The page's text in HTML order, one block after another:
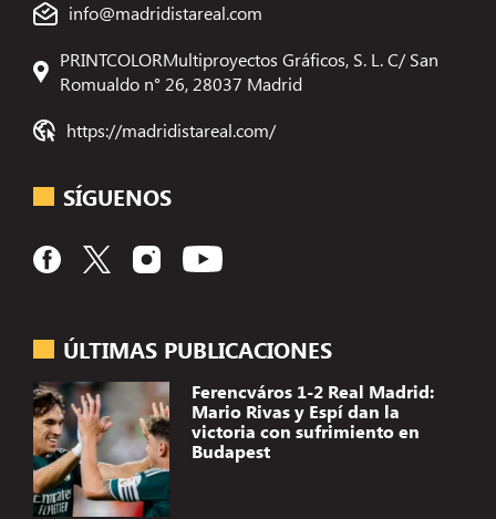
ÚLTIMAS PUBLICACIONES
Ferencváros 1-2 Real Madrid:
Mario Rivas y Espí dan la
victoria con sufrimiento en
Budapest
info@madridistareal.com
PRINTCOLORMultiproyectos Gráficos, S. L. C/ San
Romualdo n° 26, 28037 Madrid
https://madridistareal.com/
SÍGUENOS